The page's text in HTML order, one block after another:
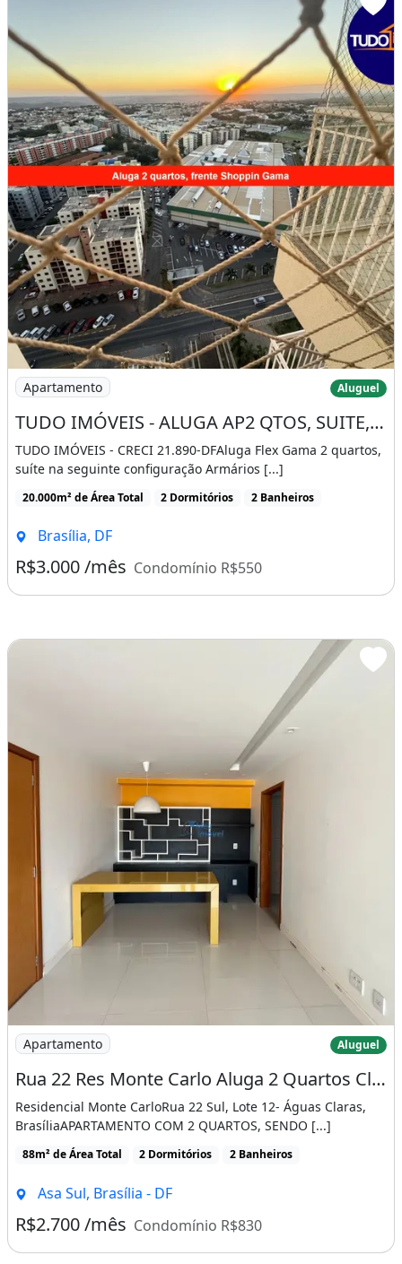
Imagem: TUDO IMÓVEIS - ALUGA AP2 QTOS, SUITE, FLEX
Apartamento Aluguel
TUDO IMÓVEIS - ALUGA AP2 QTOS, SUITE, FLEX GAMA LOCALIZAÇÃO PRIVILEGIADA, LAZER
TUDO IMÓVEIS - CRECI 21.890-DFAluga Flex Gama 2 quartos,
suíte na seguinte configuração Armários [...]
20.000m² de Área Total 2 Dormitórios 2 Banheiros
Brasília, DF
R$3.000 /mês Condomínio R$550
Imagem: Rua 22 Res Monte Carlo Aluga 2 Quartos
Apartamento Aluguel
Rua 22 Res Monte Carlo Aluga 2 Quartos Closet Armários 1 Vaga 76M²
Residencial Monte CarloRua 22 Sul, Lote 12- Águas Claras,
BrasíliaAPARTAMENTO COM 2 QUARTOS, SENDO [...]
88m² de Área Total 2 Dormitórios 2 Banheiros
Asa Sul, Brasília - DF
R$2.700 /mês Condomínio R$830